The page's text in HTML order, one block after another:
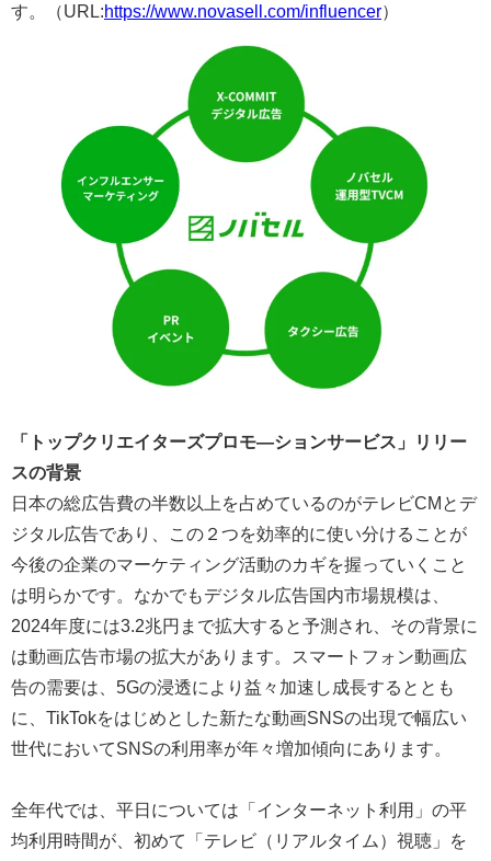
す。（URL:https://www.novasell.com/influencer）
「トップクリエイターズプロモ―ションサービス」リリー
スの背景
日本の総広告費の半数以上を占めているのがテレビCMとデ
ジタル広告であり、この２つを効率的に使い分けることが
今後の企業のマーケティング活動のカギを握っていくこと
は明らかです。なかでもデジタル広告国内市場規模は、
2024年度には3.2兆円まで拡大すると予測され、その背景に
は動画広告市場の拡大があります。スマートフォン動画広
告の需要は、5Gの浸透により益々加速し成長するととも
に、TikTokをはじめとした新たな動画SNSの出現で幅広い
世代においてSNSの利用率が年々増加傾向にあります。
全年代では、平日については「インターネット利用」の平
均利用時間が、初めて「テレビ（リアルタイム）視聴」を